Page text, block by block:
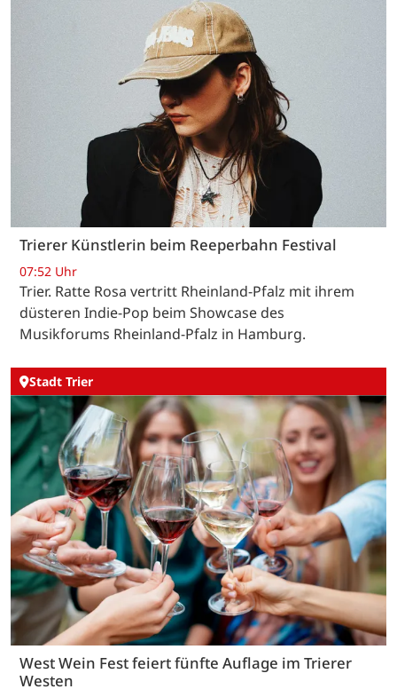
Trierer Künstlerin beim Reeperbahn Festival
07:52 Uhr
Trier. Ratte Rosa vertritt Rheinland-Pfalz mit ihrem
düsteren Indie-Pop beim Showcase des
Musikforums Rheinland-Pfalz in Hamburg.
Stadt Trier
West Wein Fest feiert fünfte Auflage im Trierer
Westen